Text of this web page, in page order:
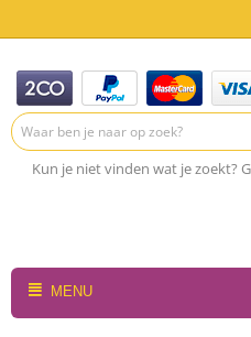
Kun je niet vinden wat je zoekt?
MENU